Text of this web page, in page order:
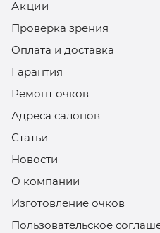
Акции
Проверка зрения
Оплата и доставка
Гарантия
Ремонт очков
Адреса салонов
Статьи
Новости
О компании
Изготовление очков
Пользовательское